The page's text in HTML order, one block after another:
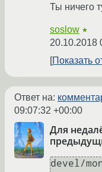
Ты ничего
soslow ★
20.10.2018
Показать
Ответ на:
09:07:32 +00:00
Для
devel/